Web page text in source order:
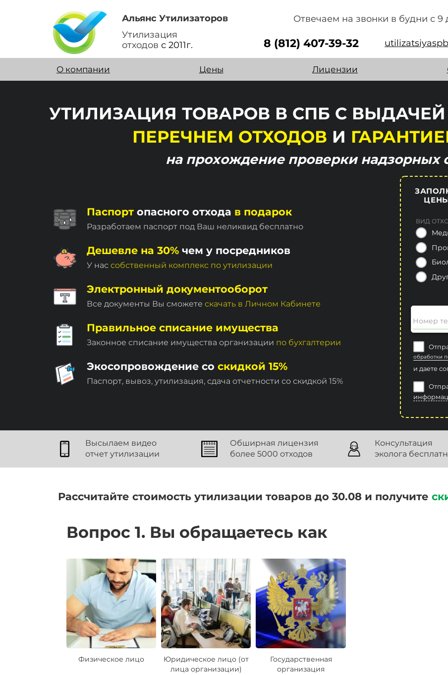
Альянс Утилизаторов
Утилизация
отходов с 2011г.
Отвечаем на звонки в будни с 9
8 (812) 407-39-32
О компании Цены Лицензии
УТИЛИЗАЦИЯ ТОВАРОВ В СПБ С ВЫДАЧЕЙ
ПЕРЕЧНЕМ ОТХОДОВ И
на прохождение проверки надзорных
Паспорт опасного отхода в подарок
Разработаем паспорт под Ваш неликвид бесплатно
Дешевле на 30% чем у посредников
У нас собственный комплекc по утилизации
Электронный документооборот
Все документы Вы сможете скачать в Личном Кабинете
Правильное списание имущества
Законное списание имущества организации по бухгалтерии
Экосопровождение со скидкой 15%
Паспорт, вывоз, утилизация, сдача отчетности со скидкой 15%
ВИД
Номер
обработки
и даете
Высылаем видео
отчет утилизации
Обширная лицензия
более 5000 отходов
Консультация
эколога
Рассчитайте стоимость утилизации товаров до 30.08 и получите
Вопрос 1. Вы обращаетесь как
Физическое лицо
Юридическое лицо (от
лица организации)
Государственная
организация